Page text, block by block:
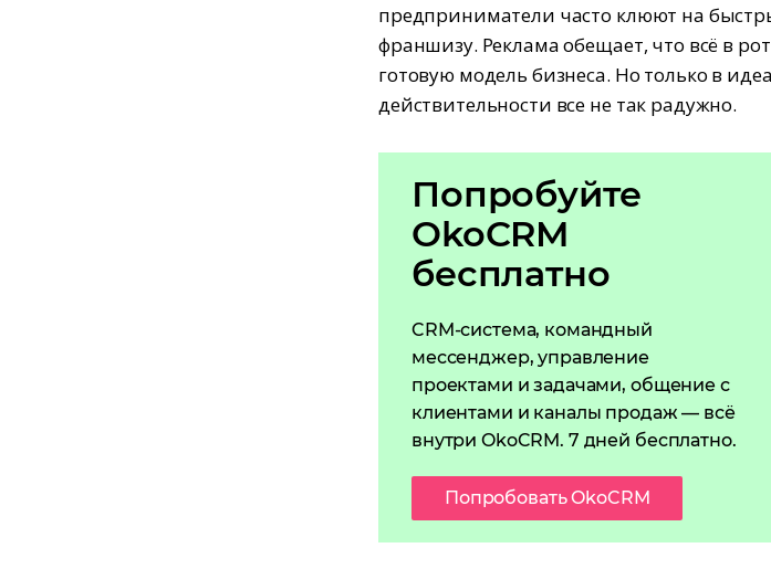
предприниматели часто клюют на
франшизу. Реклама обещает, что всё в
готовую модель бизнеса. Но только в
действительности все не так радужно.
Попробуйте
OkoCRM
бесплатно
CRM-система, командный
мессенджер, управление
проектами и задачами, общение с
клиентами и каналы продаж — всё
внутри OkoCRM. 7 дней бесплатно.
Попробовать OkoCRM